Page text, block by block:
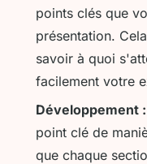
points clés que
présentation.
savoir à quoi
facilement votre
Développement :
point clé de
que chaque